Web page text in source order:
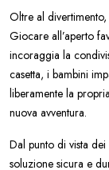
Oltre al
Giocare all’aperto
incoraggia la
casetta, i bambini
liberamente la
nuova avventura.
Dal punto di vista
soluzione sicura e